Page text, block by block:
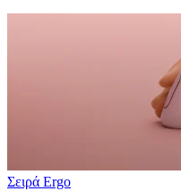
Σειρά Ergo